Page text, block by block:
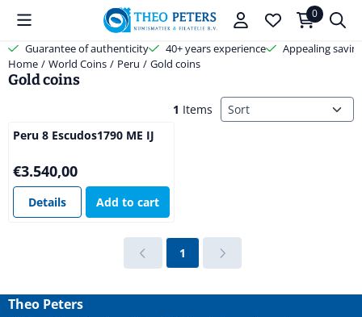
Cookie preferences are available. Choose settings or allow all
0
Guarantee of authenticity 40+ years experience
Appealing
Home / World Coins / Peru / Gold coins
Gold coins
1 Items Sort method
Peru 8 Escudos1790 ME IJ
Price: 3 540,00
€3.540,00
Details Add to cart
1
Theo Peters